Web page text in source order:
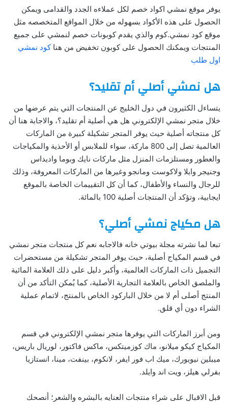
يوفر موقع نمشي اكواد خصم لكل عملاءه الجدد والقدامى ويمكن
الحصول على هذه الأكواد بسهوله من خلال المواقع المتخصصه مثل
موقع كود نمشي.كوم والذي يقدم كوبونات خصم لنمشي على جميع
المنتجات ويمكنك الحصول على كوبون تخفيض من هناكود نمشي
اول طلب
هل نمشي أصلي أم تقليد؟
يتساءل الكثيرون في دول الخليج عن المنتجات التي يتم عرضها من
خلال متجر نمشي الإلكتروني هل هي أصلية أم تقليد؟، والاجابة هنا أن
كل منتجاته أصلية حيث يوفر المتجر تشكيلة كبيرة من الماركات
العالمية تصل إلى 800 ماركة، سواء للملابس أو الأحذية والمكياجات
والعطور ومستلزمات المنزل مثل ماركات نايك وبوما واديداس
وجنيجر وايلا ولاكوست ومانجو وغيرها من الماركات المعروفة، وذلك
للرجال والنساء والأطفال، كما أن كل التقييمات الخاصة بالموقع
ايجابية، وتؤكد أن المنتجات أصلية 100 بالمائة.
هل مكياج نمشي أصلي؟
تبعا لما نشرته مجلة بيوتي خانه فالاجابه نعم كل منتجات متجر نمشي
في قسم المكياج أصلية، حيث يوفر المتجر تشكيلة من مستحضرات
التجميل ذات الماركات العالمية، وأكبر دليل على ذلك العلامة المائية
والملصق الخاص بالعلامة التجارية الأصلية، كما يُمكن التأكد من أن
المنتج أصلى أم لا من خلال الباركود الخاص بالمنتج، لاتمام عملية
الشراء دون أي قلق.
ومن أبرز الماركات التي يوفرها متجر نمشي الإلكتروني في قسم
المكياج كيكو ميلانو، ماك كوزميتكس، ماكس فاكتور، لوريال باريس،
ميبلين نيويورك، ميك اب فور ايفر، لانكوم، بينفت، مينا، انستازيا
بفرلي هيلز، ويت اند وايلد.
قبل الاقبال على شراء منتجات العنايه بالبشره والشعر؛ أنصحك